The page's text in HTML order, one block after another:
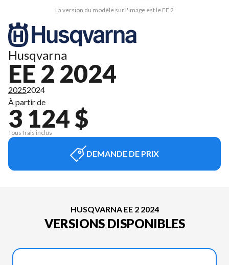
La version du modèle sur l'image est le EE 2
Husqvarna
EE 2 2024
20252024
À partir de
3 124 $
Tous frais inclus
DEMANDE DE PRIX
HUSQVARNA EE 2 2024
VERSIONS DISPONIBLES